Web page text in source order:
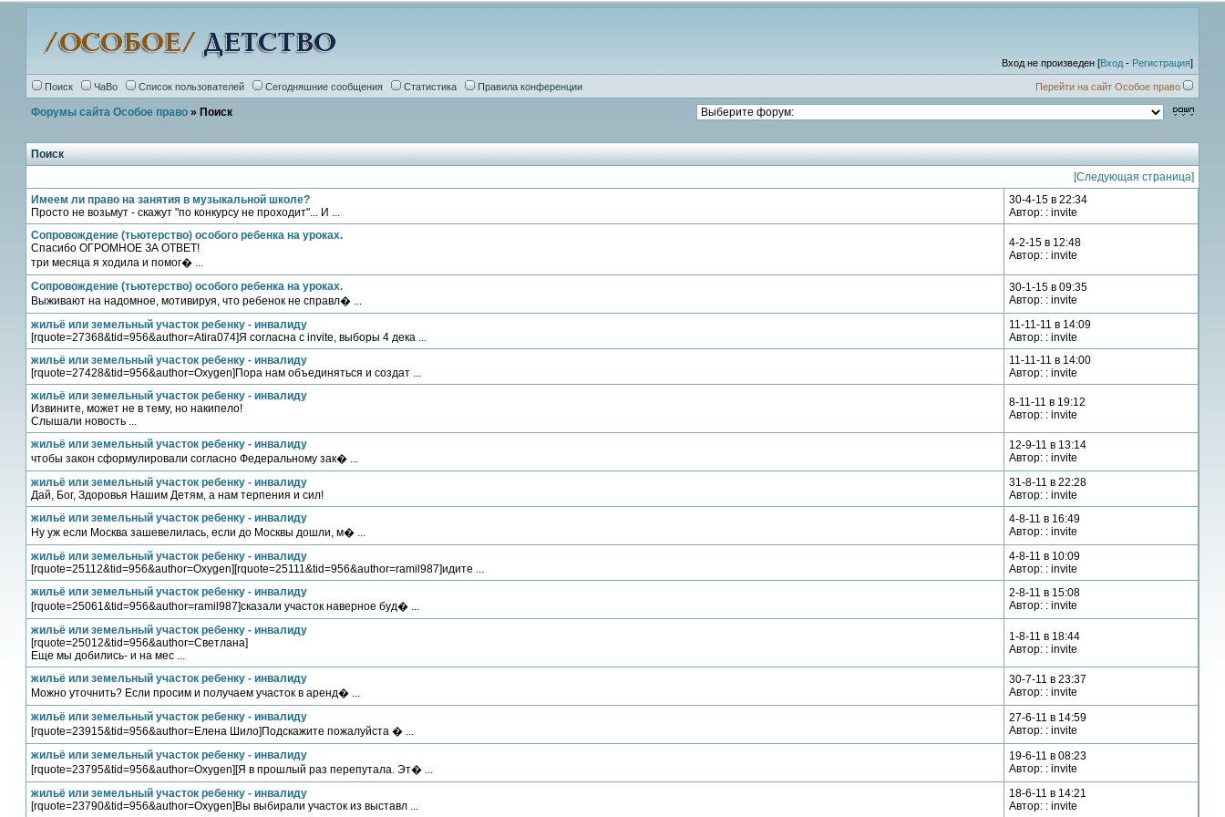
Вход не произведен [Вход - Регистрация]
Поиск ЧаВо Список пользователей Сегодняшние сообщения Статистика Правила конференции Перейти на сайт Особое право
Форумы сайта Особое право » Поиск
Поиск
[Следующая страница]
Имеем ли право на занятия в музыкальной школе?
Просто не возьмут - скажут "по конкурсу не проходит"... И ...
30-4-15 в 22:34
Автор: : invite
Сопровождение (тьютерство) особого ребенка на уроках.
Спасибо ОГРОМНОЕ ЗА ОТВЕТ!
три месяца я ходила и помог� ...
4-2-15 в 12:48
Автор: : invite
Сопровождение (тьютерство) особого ребенка на уроках.
Выживают на надомное, мотивируя, что ребенок не справл� ...
30-1-15 в 09:35
Автор: : invite
жильё или земельный участок ребенку - инвалиду
[rquote=27368&tid=956&author=Atira074]Я согласна с invite, выборы 4 дека ...
11-11-11 в 14:09
Автор: : invite
жильё или земельный участок ребенку - инвалиду
[rquote=27428&tid=956&author=Oxygen]Пора нам объединяться и создат ...
11-11-11 в 14:00
Автор: : invite
жильё или земельный участок ребенку - инвалиду
Извините, может не в тему, но накипело!
Слышали новость ...
8-11-11 в 19:12
Автор: : invite
жильё или земельный участок ребенку - инвалиду
чтобы закон сформулировали согласно Федеральному зак� ...
12-9-11 в 13:14
Автор: : invite
жильё или земельный участок ребенку - инвалиду
Дай, Бог, Здоровья Нашим Детям, а нам терпения и сил!
31-8-11 в 22:28
Автор: : invite
жильё или земельный участок ребенку - инвалиду
Ну уж если Москва зашевелилась, если до Москвы дошли, м� ...
4-8-11 в 16:49
Автор: : invite
жильё или земельный участок ребенку - инвалиду
[rquote=25112&tid=956&author=Oxygen][rquote=25111&tid=956&author=ramil987]идите ...
4-8-11 в 10:09
Автор: : invite
жильё или земельный участок ребенку - инвалиду
[rquote=25061&tid=956&author=ramil987]сказали участок наверное буд� ...
2-8-11 в 15:08
Автор: : invite
жильё или земельный участок ребенку - инвалиду
[rquote=25012&tid=956&author=Светлана]
Еще мы добились- и на мес ...
1-8-11 в 18:44
Автор: : invite
жильё или земельный участок ребенку - инвалиду
Можно уточнить? Если просим и получаем участок в аренд� ...
30-7-11 в 23:37
Автор: : invite
жильё или земельный участок ребенку - инвалиду
[rquote=23915&tid=956&author=Елена Шило]Подскажите пожалуйста � ...
27-6-11 в 14:59
Автор: : invite
жильё или земельный участок ребенку - инвалиду
[rquote=23795&tid=956&author=Oxygen][Я в прошлый раз перепутала. Эт� ...
19-6-11 в 08:23
Автор: : invite
жильё или земельный участок ребенку - инвалиду
[rquote=23790&tid=956&author=Oxygen]Вы выбирали участок из выставл ...
18-6-11 в 14:21
Автор: : invite